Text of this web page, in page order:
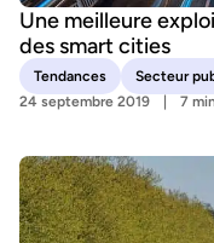
Une meilleure
des smart cities
Tendances
Secteur
24 septembre 2019
7